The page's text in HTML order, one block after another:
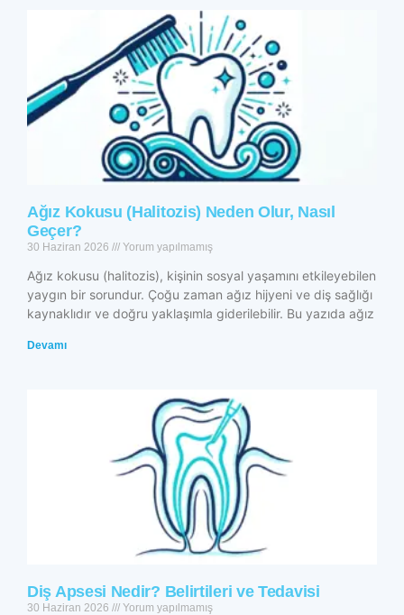
Ağız Kokusu (Halitozis) Neden Olur, Nasıl
Geçer?
30 Haziran 2026 Yorum yapılmamış
Ağız kokusu (halitozis), kişinin sosyal yaşamını etkileyebilen
yaygın bir sorundur. Çoğu zaman ağız hijyeni ve diş sağlığı
kaynaklıdır ve doğru yaklaşımla giderilebilir. Bu yazıda ağız
Devamı
Diş Apsesi Nedir? Belirtileri ve Tedavisi
30 Haziran 2026 Yorum yapılmamış